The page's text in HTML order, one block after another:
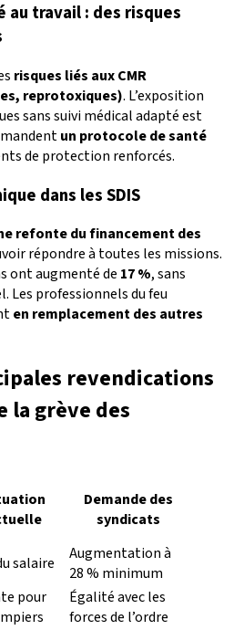
au travail : des risques
risques liés aux CMR
reprotoxiques). L’exposition
sans suivi médical adapté est
un protocole de santé
de protection renforcés.
dans les SDIS
refonte du financement des
répondre à toutes les missions.
ont augmenté de 17 %, sans
professionnels du feu
en remplacement des autres
revendications
la grève des
Demande des
syndicats
salaire
Augmentation à
28 % minimum
pour
Égalité avec les
forces de l’ordre